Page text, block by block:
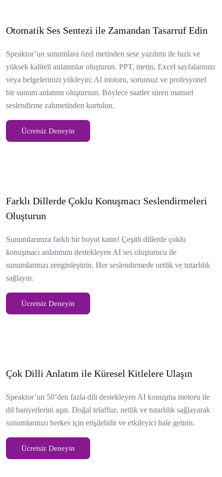
Otomatik Ses Sentezi ile Zamandan Tasarruf Edin
Speaktor’un sunumlara özel metinden sese yazılımı ile hızlı ve
yüksek kaliteli anlatımlar oluşturun. PPT, metin, Excel sayfalarınızı
veya belgelerinizi yükleyin; AI motoru, sorunsuz ve profesyonel
bir sunum anlatımı oluştursun. Böylece saatler süren manuel
seslendirme zahmetinden kurtulun.
Ücretsiz Deneyin
Farklı Dillerde Çoklu Konuşmacı Seslendirmeleri
Oluşturun
Sunumlarınıza farklı bir boyut katın! Çeşitli dillerde çoklu
konuşmacı anlatımını destekleyen AI ses oluşturucu ile
sunumlarınızı zenginleştirin. Her seslendirmede netlik ve tutarlılık
sağlayın.
Ücretsiz Deneyin
Çok Dilli Anlatım ile Küresel Kitlelere Ulaşın
Speaktor’un 50’den fazla dili destekleyen AI konuşma motoru ile
dil bariyerlerini aşın. Doğal telaffuz, netlik ve tutarlılık sağlayarak
sunumlarınızı herkes için erişilebilir ve etkileyici hale getirin.
Ücretsiz Deneyin